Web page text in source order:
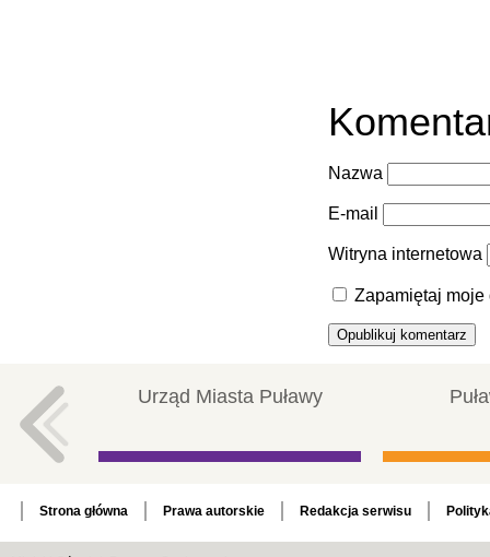
Nazwa
E-mail
Witryna internetowa
Zapamiętaj moje
Urząd Miasta Puławy
Strona główna Prawa autorskie Redakcja serwisu